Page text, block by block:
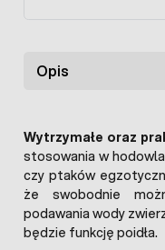
Opis
Wytrzymałe oraz
stosowania w
czy ptaków
że swobodnie
podawania wody
będzie funkcję poidła.